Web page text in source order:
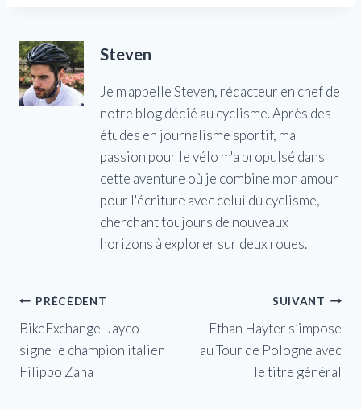
Steven
Je m'appelle Steven, rédacteur en chef de
notre blog dédié au cyclisme. Après des
études en journalisme sportif, ma
passion pour le vélo m'a propulsé dans
cette aventure où je combine mon amour
pour l'écriture avec celui du cyclisme,
cherchant toujours de nouveaux
horizons à explorer sur deux roues.
Navigation
de
l’article
PRÉCÉDENT
BikeExchange-Jayco
signe le champion italien
Filippo Zana
SUIVANT
Ethan Hayter s’impose
au Tour de Pologne avec
le titre général